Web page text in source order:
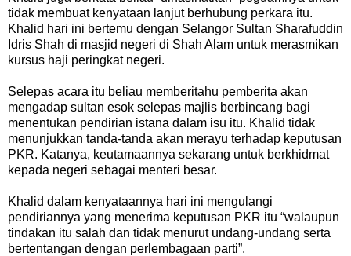
tidak membuat kenyataan lanjut berhubung perkara itu.
Khalid hari ini bertemu dengan Selangor Sultan Sharafuddin
Idris Shah di masjid negeri di Shah Alam untuk merasmikan
kursus haji peringkat negeri.
Selepas acara itu beliau memberitahu pemberita akan
mengadap sultan esok selepas majlis berbincang bagi
menentukan pendirian istana dalam isu itu. Khalid tidak
menunjukkan tanda-tanda akan merayu terhadap keputusan
PKR. Katanya, keutamaannya sekarang untuk berkhidmat
kepada negeri sebagai menteri besar.
Khalid dalam kenyataannya hari ini mengulangi
pendiriannya yang menerima keputusan PKR itu “walaupun
tindakan itu salah dan tidak menurut undang-undang serta
bertentangan dengan perlembagaan parti”.